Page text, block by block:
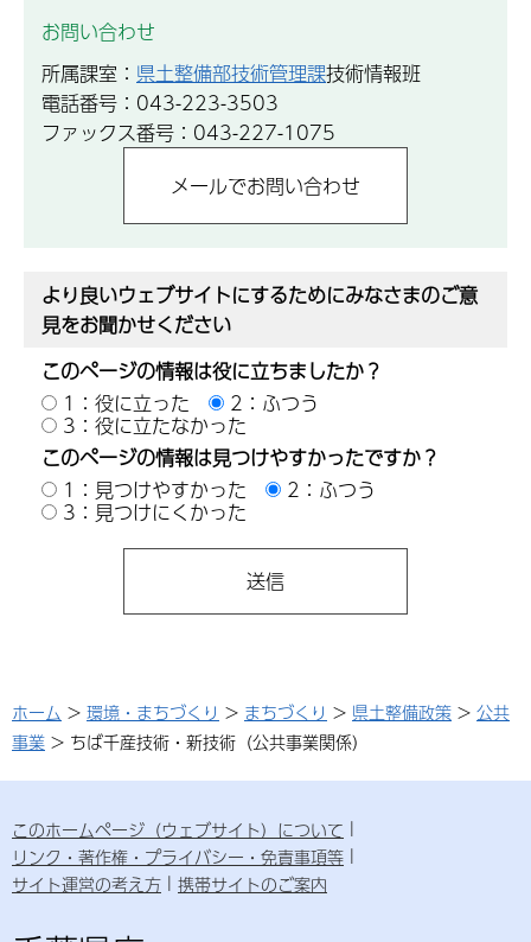
お問い合わせ
所属課室： 県土整備部技術管理課技術情報班
電話番号：043-223-3503
ファックス番号：043-227-1075
より良いウェブサイトにするためにみなさまのご意
見をお聞かせください
このページの情報は役に立ちましたか？
1：役に立った
2：ふつう
3：役に立たなかった
このページの情報は見つけやすかったですか？
1：見つけやすかった
2：ふつう
3：見つけにくかった
ホーム > 環境・まちづくり > まちづくり > 県土整備政策 > 公共
事業 > ちば千産技術・新技術（公共事業関係）
このホームページ（ウェブサイト）について
リンク・著作権・プライバシー・免責事項等
サイト運営の考え方
携帯サイトのご案内